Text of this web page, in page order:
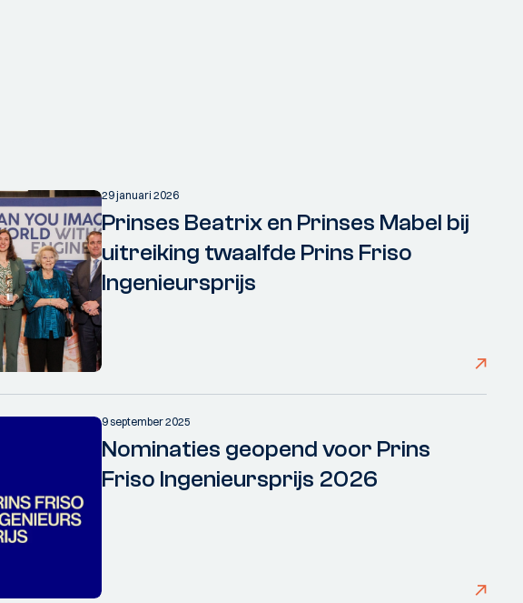
29 januari 2026
Prinses Beatrix en Prinses Mabel bij
uitreiking twaalfde Prins Friso
Ingenieursprijs
9 september 2025
Nominaties geopend voor Prins
Friso Ingenieursprijs 2026